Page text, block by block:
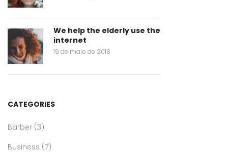
We help the elderly use the
internet
19 de maio de 2018
CATEGORIES
Barber (3)
Business (7)